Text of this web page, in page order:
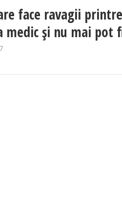
face ravagii
medic şi nu mai pot